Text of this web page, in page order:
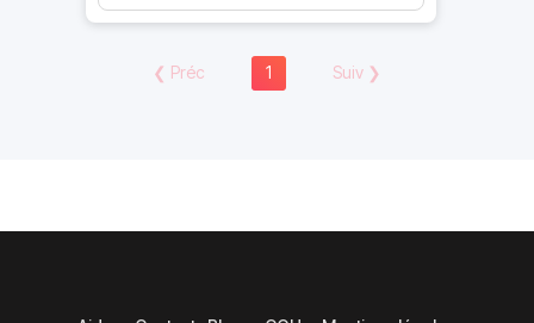
❮ Préc 1 Suiv ❯